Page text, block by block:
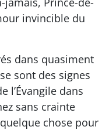
invincible du
dans quasiment
sont des signes
l’Évangile dans
sans crainte
chose pour